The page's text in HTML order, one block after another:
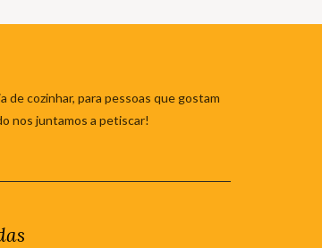
de cozinhar, para pessoas que gostam
nos juntamos a petiscar!